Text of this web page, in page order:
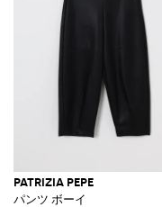
PATRIZIA PEPE
パンツ ボーイ